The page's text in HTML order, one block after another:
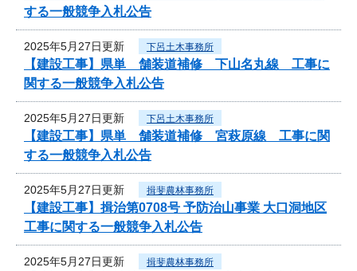
する一般競争入札公告
2025年5月27日更新 下呂土木事務所
【建設工事】県単 舗装道補修 下山名丸線 工事に
関する一般競争入札公告
2025年5月27日更新 下呂土木事務所
【建設工事】県単 舗装道補修 宮萩原線 工事に関
する一般競争入札公告
2025年5月27日更新 揖斐農林事務所
【建設工事】揖治第0708号 予防治山事業 大口洞地区
工事に関する一般競争入札公告
2025年5月27日更新 揖斐農林事務所